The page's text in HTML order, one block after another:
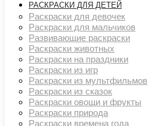
РАСКРАСКИ ДЛЯ ДЕТЕЙ
Раскраски для девочек
Раскраски для мальчиков
Развивающие раскраски
Раскраски животных
Раскраски на праздники
Раскраски из игр
Раскраски из мультфильмов
Раскраски из сказок
Раскраски овощи и фрукты
Раскраски природа
Раскраски времена года